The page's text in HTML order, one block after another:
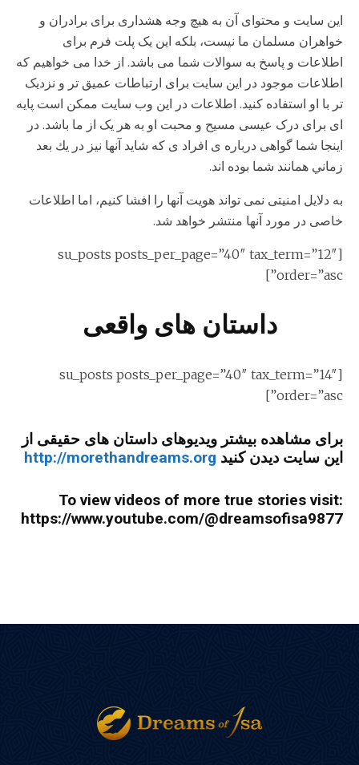
این سایت و محتوای آن به هیچ وجه هشداری برای برادران و
خواهران مسلمان ما نیست، بلكه این یک پلت فرم برای
اطلاعات و پاسخ به سوالات شما می باشد. از خدا می خواهیم كه
اطلاعات موجود در این سایت برای ارتباطات عمیق تر و نزدیک
تر با او استفاده کنيد. اطلاعات در این وب سایت ممکن است پایه
ای برای درک عیسی مسیح و محبت او به هر یک از ما باشد. در
اينجا شما گواهی درباره ی افراد ی كه شاید آنها نيز در يك بعد
زماني همانند شما بوده اند.
به دلایل امنیتی نمی تواند هویت آنها را افشا کنيم، اما اطلاعات
خاصی در مورد آنها منتشر خواهد شد.
[su_posts posts_per_page=”40″ tax_term=”12″
order=”asc”]
داستان های واقعی
[su_posts posts_per_page=”40″ tax_term=”14″
order=”asc”]
برای مشاهده بیشتر ویدیوهای داستان های حقیقی از
این سایت دیدن کنید http://morethandreams.org
To view videos of more true stories visit:
https://www.youtube.com/@dreamsofisa9877